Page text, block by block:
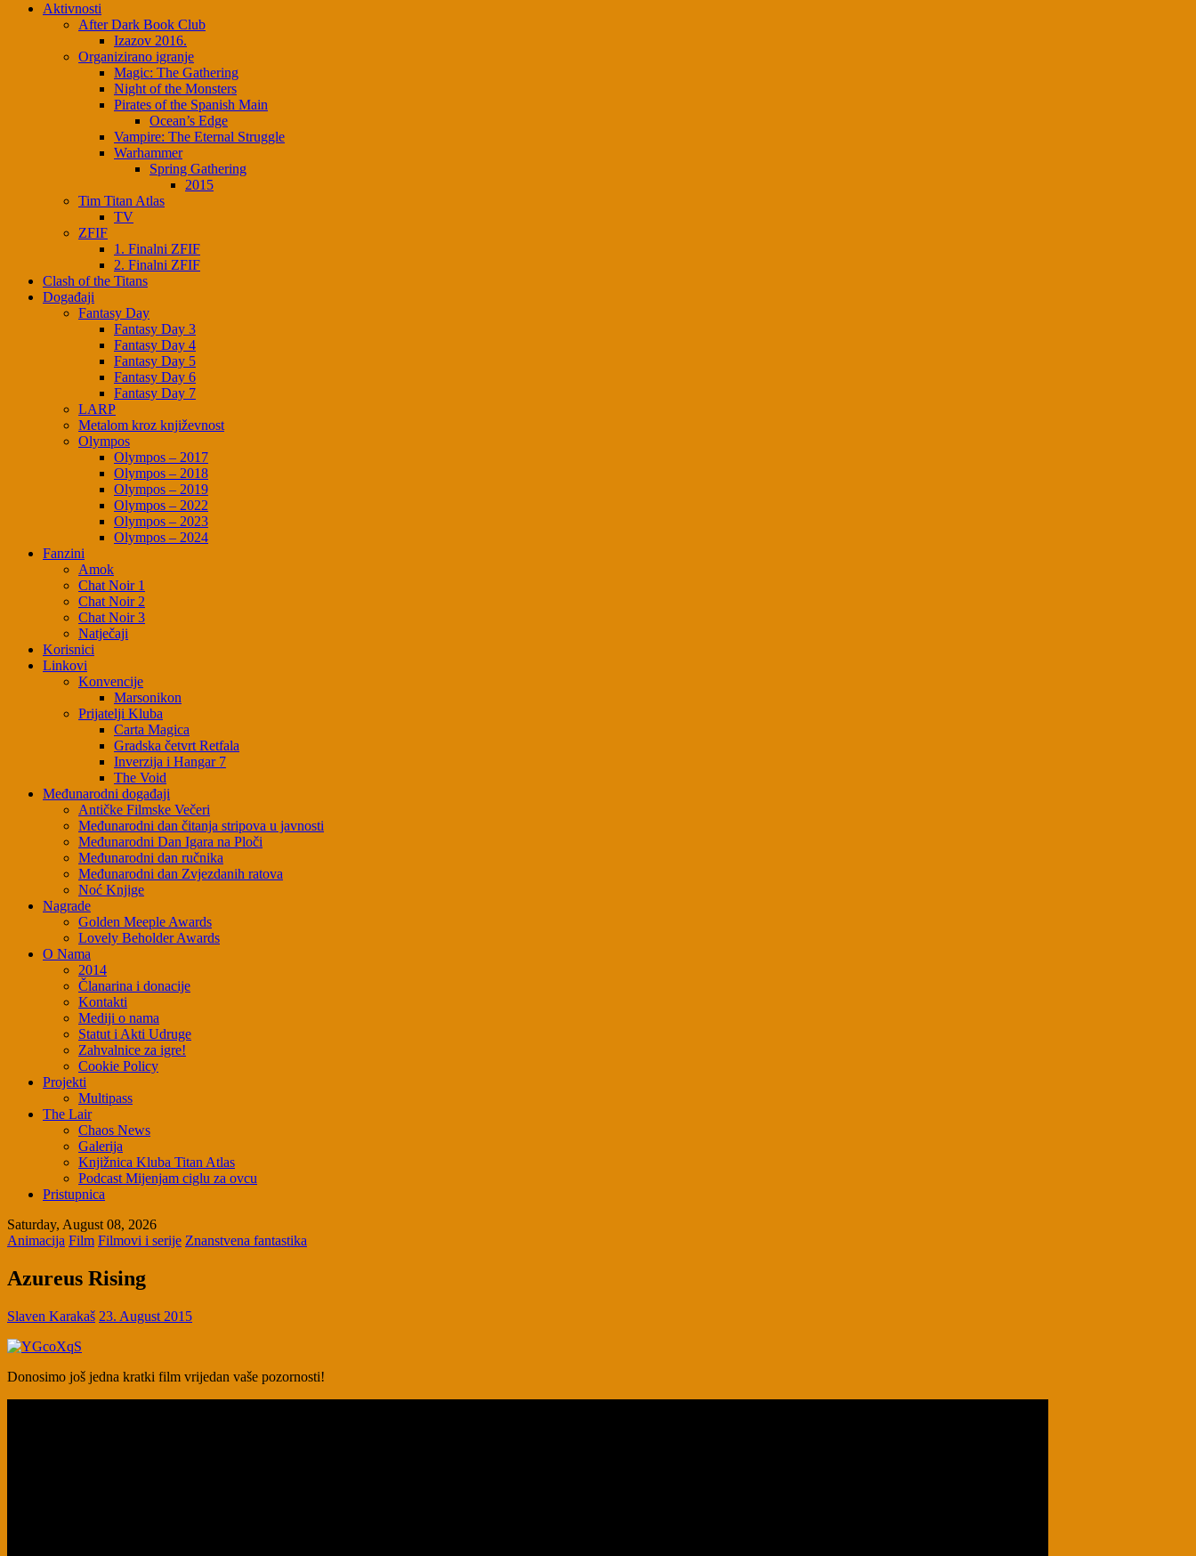
Aktivnosti
After Dark Book Club
Izazov 2016.
Organizirano igranje
Magic: The Gathering
Night of the Monsters
Pirates of the Spanish Main
Ocean’s Edge
Vampire: The Eternal Struggle
Warhammer
Spring Gathering
2015
Tim Titan Atlas
TV
ZFIF
1. Finalni ZFIF
2. Finalni ZFIF
Clash of the Titans
Događaji
Fantasy Day
Fantasy Day 3
Fantasy Day 4
Fantasy Day 5
Fantasy Day 6
Fantasy Day 7
LARP
Metalom kroz književnost
Olympos
Olympos – 2017
Olympos – 2018
Olympos – 2019
Olympos – 2022
Olympos – 2023
Olympos – 2024
Fanzini
Amok
Chat Noir 1
Chat Noir 2
Chat Noir 3
Natječaji
Korisnici
Linkovi
Konvencije
Marsonikon
Prijatelji Kluba
Carta Magica
Gradska četvrt Retfala
Inverzija i Hangar 7
The Void
Međunarodni događaji
Antičke Filmske Večeri
Međunarodni dan čitanja stripova u javnosti
Međunarodni Dan Igara na Ploči
Međunarodni dan ručnika
Međunarodni dan Zvjezdanih ratova
Noć Knjige
Nagrade
Golden Meeple Awards
Lovely Beholder Awards
O Nama
2014
Članarina i donacije
Kontakti
Mediji o nama
Statut i Akti Udruge
Zahvalnice za igre!
Cookie Policy
Projekti
Multipass
The Lair
Chaos News
Galerija
Knjižnica Kluba Titan Atlas
Podcast Mijenjam ciglu za ovcu
Pristupnica
Saturday, August 08, 2026
Animacija Film Filmovi i serije Znanstvena fantastika
Azureus Rising
Slaven Karakaš 23. August 2015
Donosimo još jedna kratki film vrijedan vaše pozornosti!